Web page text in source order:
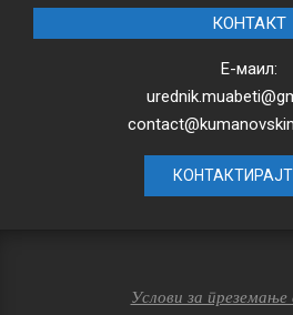
КОНТАКТ
Е-маил:
Услови за